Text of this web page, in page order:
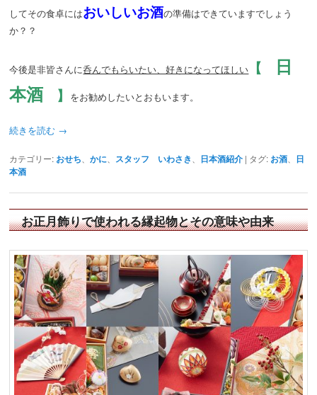
してその食卓にはおいしいお酒の準備はできていますでしょう
か？？
今後是非皆さんに呑んでもらいたい、好きになってほしい 【 日
本酒 】 をお勧めしたいとおもいます。
続きを読む →
カテゴリー: おせち 、かに スタッフ いわさき 日本酒紹介 | タグ: お酒
日
本酒
お正月飾りで使われる縁起物とその意味や由来